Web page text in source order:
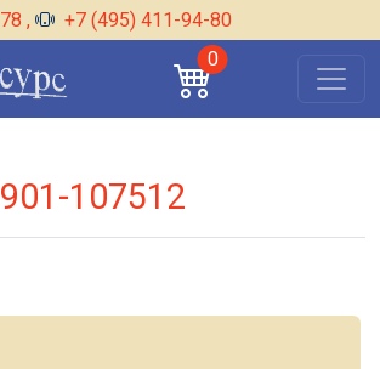
,
+7 (495) 411-94-80
0
107512